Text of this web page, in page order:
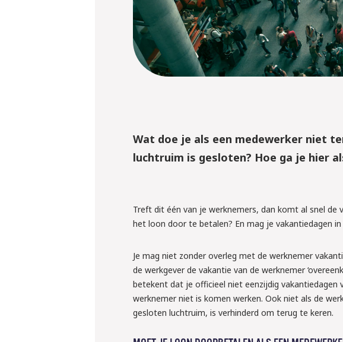
Wat doe je als een medewerker niet
luchtruim is gesloten? Hoe ga je hier
Treft dit één van je werknemers, dan komt al snel de
het loon door te betalen? En mag je vakantiedagen
Je mag niet zonder overleg met de werknemer
de werkgever de vakantie van de werknemer
betekent dat je officieel niet eenzijdig vakantiedagen
werknemer niet is komen werken. Ook niet als de
gesloten luchtruim, is verhinderd om terug te keren.